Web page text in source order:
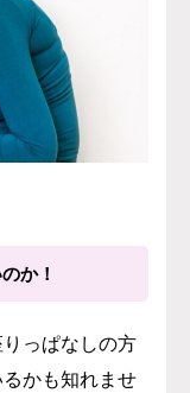
か！
っぱなしの方
かも知れませ